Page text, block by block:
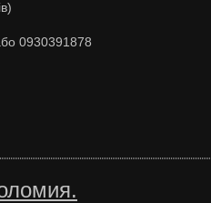
телефонів)
0930391878